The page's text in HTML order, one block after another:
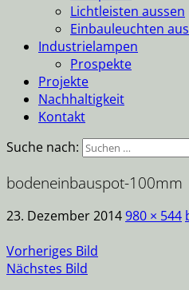
Lichtleisten aussen
Einbauleuchten
Industrielampen
Prospekte
Projekte
Nachhaltigkeit
Kontakt
Suche nach:
bodeneinbauspot-100mm
23. Dezember 2014980 × 544
Vorheriges Bild
Nächstes Bild